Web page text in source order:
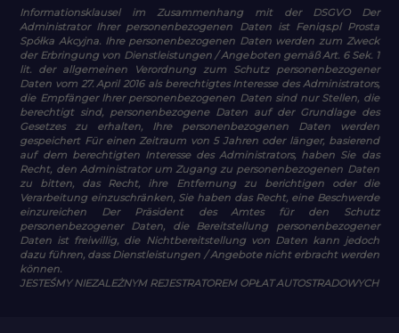
Informationsklausel im Zusammenhang mit der DSGVO
Der
Administrator Ihrer personenbezogenen Daten ist Feniqs.pl Prosta
Spółka Akcyjna. Ihre personenbezogenen Daten werden zum Zweck
der Erbringung von Dienstleistungen / Angeboten gemäß Art. 6 Sek. 1
lit. der allgemeinen Verordnung zum Schutz personenbezogener
Daten vom 27. April 2016 als berechtigtes Interesse des Administrators,
die Empfänger Ihrer personenbezogenen Daten sind nur Stellen, die
berechtigt sind, personenbezogene Daten auf der Grundlage des
Gesetzes zu erhalten, Ihre personenbezogenen Daten werden
gespeichert Für einen Zeitraum von 5 Jahren oder länger, basierend
auf dem berechtigten Interesse des Administrators, haben Sie das
Recht, den Administrator um Zugang zu personenbezogenen Daten
zu bitten, das Recht, ihre Entfernung zu berichtigen oder die
Verarbeitung einzuschränken, Sie haben das Recht, eine Beschwerde
einzureichen Der Präsident des Amtes für den Schutz
personenbezogener Daten, die Bereitstellung personenbezogener
Daten ist freiwillig, die Nichtbereitstellung von Daten kann jedoch
dazu führen, dass Dienstleistungen / Angebote nicht erbracht werden
können.
JESTEŚMY NIEZALEŻNYM REJESTRATOREM OPŁAT AUTOSTRADOWYCH